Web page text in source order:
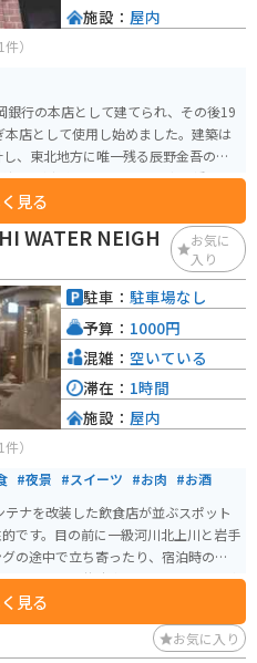
）
行の本店として建てられ、その後19
店として使用し始めました。建築は
、東北地方に唯一残る辰野金吾の設
屋が完成し、この建物は中ノ橋支店
行赤レンガ館としてオープンしまし
赤煉瓦製造に緑のドームとルネッサ
は多目的ホールやライブラリー・ラ
歴史を紹介しています。有料ゾーン
しており、岩手県の金融史や建物の
あります。
見る
施設： 屋内
WATER NEIGH
お気に
入り
）
#夜景 #スイーツ #お肉 #お酒
ナを改装した飲食店が並ぶスポット
です。目の前に一級河川北上川と岩手
の途中で立ち寄ったり、宿泊時の食
ホテルや公共駐車場多数あります。東
いです。
見る
駐車： 駐車場なし
予算： 1000円
混雑： 空いている
滞在： 1時間
施設： 屋内
お気に入り